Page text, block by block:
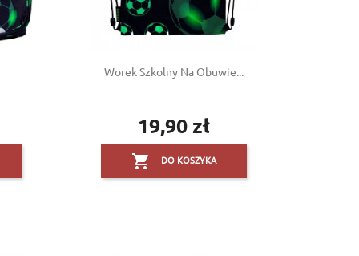
Worek Szkolny Na Obuwie...
Cena
19,90 zł
 DO KOSZYKA